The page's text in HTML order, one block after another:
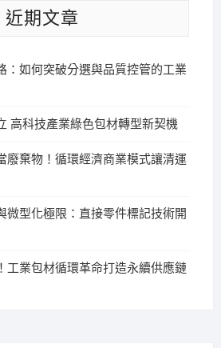
近期文章
：如何突破分選與品質控管的工業
高科技產業綠色包材轉型新契機
廢棄物！循環經濟商業模式讓清運
微型化極限：直接零件標記技術開
工業包材循環革命打造永續供應鏈